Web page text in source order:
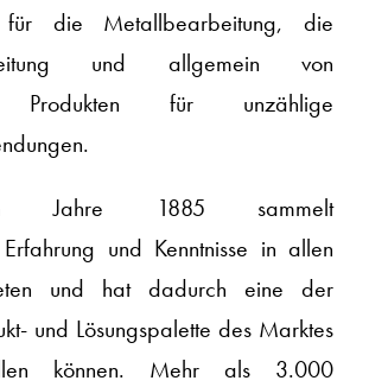
für die Metallbearbeitung, die
und allgemein von
Produkten für unzählige
Jahre 1885 sammelt
Erfahrung und Kenntnisse in allen
und hat dadurch eine der
und Lösungspalette des Marktes
können. Mehr als 3.000